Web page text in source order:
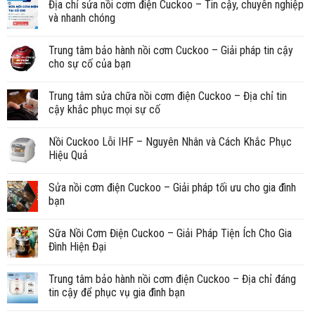
Địa chỉ sửa nồi cơm điện Cuckoo – Tin cậy, chuyên nghiệp
và nhanh chóng
Trung tâm bảo hành nồi cơm Cuckoo – Giải pháp tin cậy
cho sự cố của bạn
Trung tâm sửa chữa nồi cơm điện Cuckoo – Địa chỉ tin
cậy khắc phục mọi sự cố
Nồi Cuckoo Lỗi IHF – Nguyên Nhân và Cách Khắc Phục
Hiệu Quả
Sửa nồi cơm điện Cuckoo – Giải pháp tối ưu cho gia đình
bạn
Sữa Nồi Cơm Điện Cuckoo – Giải Pháp Tiện Ích Cho Gia
Đình Hiện Đại
Trung tâm bảo hành nồi cơm điện Cuckoo – Địa chỉ đáng
tin cậy để phục vụ gia đình bạn